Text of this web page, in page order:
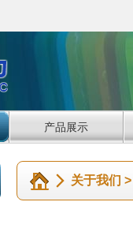
产品展示
关于我们